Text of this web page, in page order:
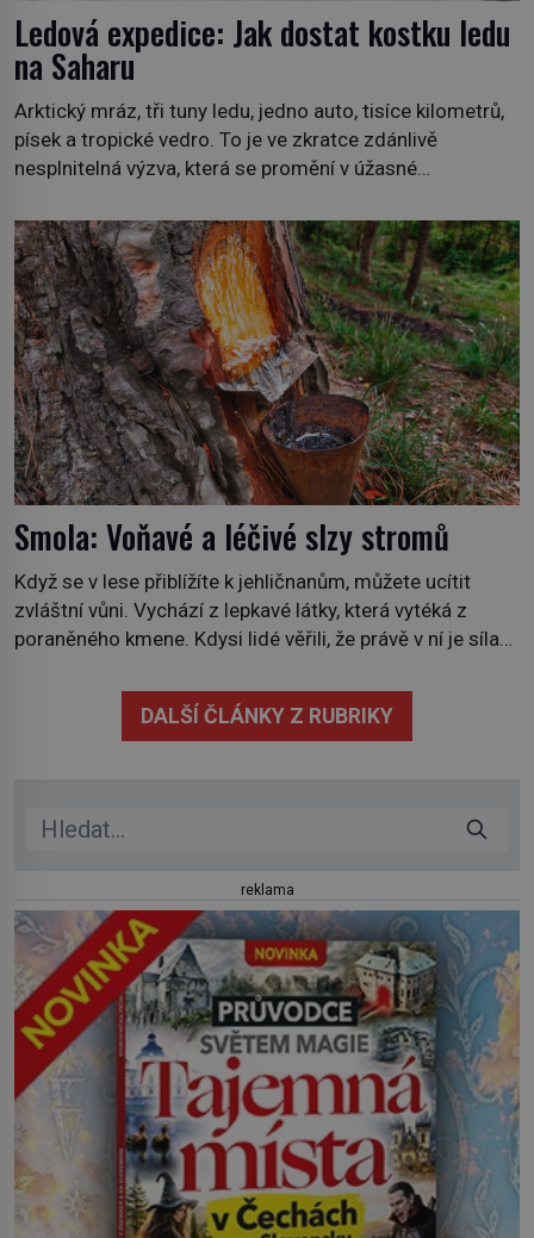
Ledová expedice: Jak dostat kostku ledu
na Saharu
Arktický mráz, tři tuny ledu, jedno auto, tisíce kilometrů,
písek a tropické vedro. To je ve zkratce zdánlivě
nesplnitelná výzva, která se promění v úžasné
na podzim 1958 jako hec. Rádio Luxembourg přichází s
neobvyklou výzvou. Tomu, kdo dokáže dopravit ze
severního polárního kruhu na […]
Smola: Voňavé a léčivé slzy stromů
Když se v lese přiblížíte k jehličnanům, můžete ucítit
zvláštní vůni. Vychází z lepkavé látky, která vytéká z
poraněného kmene. Kdysi lidé věřili, že právě v ní je síla
lidstvo pracovalo. Chrání strom před infekcí, hmyzem a
vysycháním. Dá se říct, že je to přírodní […]
DALŠÍ ČLÁNKY Z RUBRIKY
reklama